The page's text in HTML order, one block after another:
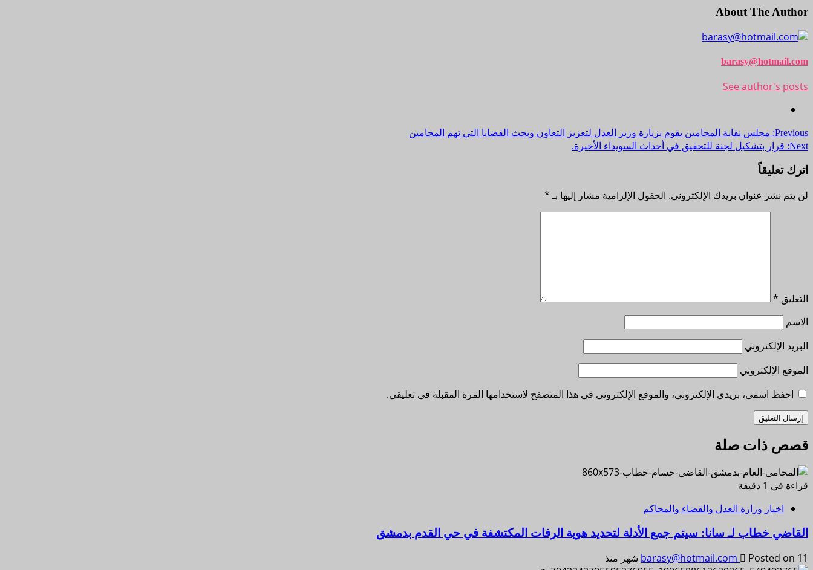
About The Author
barasy@hotmail.com
See author's posts
Previous: مجلس نقابة المحامين يقوم بزيارة وزير العدل لتعزيز التعاون وبحث القضايا التي تهم المحامين
Next: قرار بتشكيل لجنة للتحقيق في أحداث السويداء الأخيرة.
اترك تعليقاً
لن يتم نشر عنوان بريدك الإلكتروني. الحقول الإلزامية مشار إليها بـ*
التعليق *
الاسم
البريد الإلكتروني
الموقع الإلكتروني
احفظ اسمي، بريدي الإلكتروني، والموقع الإلكتروني في هذا المتصفح لاستخدامها المرة المقبلة في تعليقي.
قصص ذات صلة
قراءة في 1 دقيقة
اخبار وزارة العدل والقضاء والمحاكم
القاضي خطاب لـ سانا: سيتم جمع الأدلة لتحديد هوية الرفات المكتشفة في حي القدم بدمشق
barasy@hotmail.com
Posted on 11 شهر منذ